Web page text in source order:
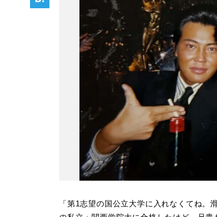
「第1志望の国公立大学に入れなくてね。